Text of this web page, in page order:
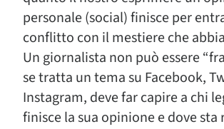
personale (social) finisce per
conflitto con il mestiere che
Un giornalista non può essere
se tratta un tema su Facebook,
Instagram, deve far capire a chi
finisce la sua opinione e dove